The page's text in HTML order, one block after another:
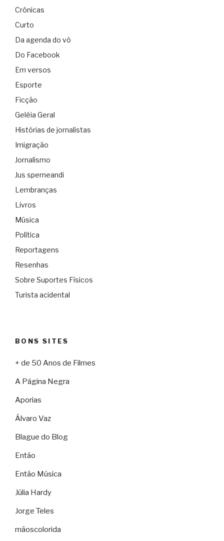
Crônicas
Curto
Da agenda do vô
Do Facebook
Em versos
Esporte
Ficção
Geléia Geral
Histórias de jornalistas
Imigração
Jornalismo
Jus sperneandi
Lembranças
Livros
Música
Política
Reportagens
Resenhas
Sobre Suportes Físicos
Turista acidental
BONS SITES
+ de 50 Anos de Filmes
A Página Negra
Aporias
Álvaro Vaz
Blague do Blog
Então
Então Música
Júlia Hardy
Jorge Teles
mãoscolorida